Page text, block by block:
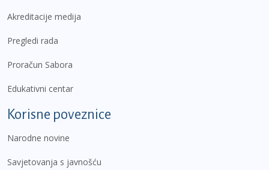
Akreditacije medija
Pregledi rada
Proračun Sabora
Edukativni centar
Korisne poveznice
Narodne novine
Savjetovanja s javnošću